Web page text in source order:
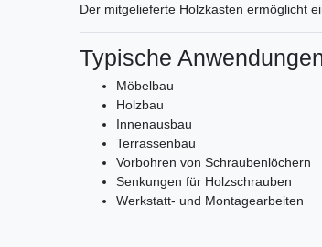
Der mitgelieferte Holzkasten ermöglicht
Typische
Möbelbau
Holzbau
Innenausbau
Terrassenbau
Vorbohren von Schraubenlöchern
Senkungen für Holzschrauben
Werkstatt- und Montagearbeiten